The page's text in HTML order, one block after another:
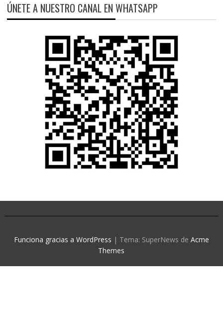
ÚNETE A NUESTRO CANAL EN WHATSAPP
Funciona gracias a WordPress | Tema: SuperNews de Acme
Themes